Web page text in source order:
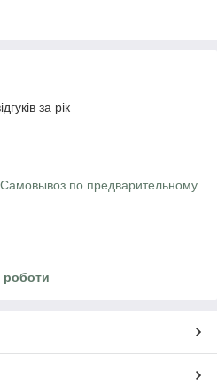
за рік
по предварительному
роботи